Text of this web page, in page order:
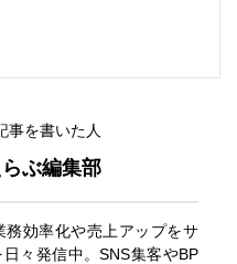
事を書いた人
ぶ編集部
効率化や売上アップをサ
々発信中。SNS集客やBP